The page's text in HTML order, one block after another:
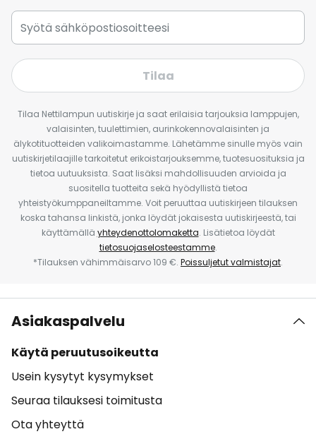
Tilaa
Tilaa Nettilampun uutiskirje ja saat erilaisia tarjouksia lamppujen,
valaisinten, tuulettimien, aurinkokennovalaisinten ja
älykotituotteiden valikoimastamme. Lähetämme sinulle myös vain
uutiskirjetilaajille tarkoitetut erikoistarjouksemme, tuotesuosituksia ja
tietoa uutuuksista. Saat lisäksi mahdollisuuden arvioida ja
suositella tuotteita sekä hyödyllistä tietoa
yhteistyökumppaneiltamme. Voit peruuttaa uutiskirjeen tilauksen
koska tahansa linkistä, jonka löydät jokaisesta uutiskirjeestä, tai
käyttämällä yhteydenottolomaketta. Lisätietoa löydät
tietosuojaselosteestamme.
*Tilauksen vähimmäisarvo 109 €. Poissuljetut valmistajat.
Asiakaspalvelu
Käytä peruutusoikeutta
Usein kysytyt kysymykset
Seuraa tilauksesi toimitusta
Ota yhteyttä